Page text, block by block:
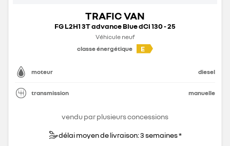
TRAFIC VAN
FG L2H1 3T advance Blue dCi 130 - 25
Véhicule neuf
classe énergétique
E
moteur diesel
transmission manuelle
vendu par plusieurs concessions
délai moyen de livraison: 3 semaines *